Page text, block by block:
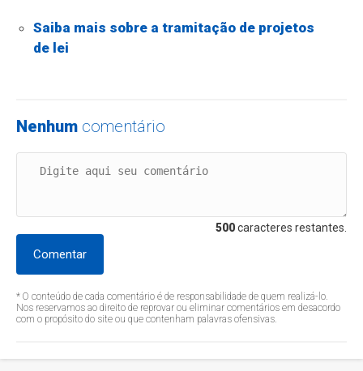
Saiba mais sobre a tramitação de projetos
de lei
Nenhum comentário
500caracteres restantes.
Comentar
* O conteúdo de cada comentário é de responsabilidade de quem realizá-lo.
Nos reservamos ao direito de reprovar ou eliminar comentários em desacordo
com o propósito do site ou que contenham palavras ofensivas.